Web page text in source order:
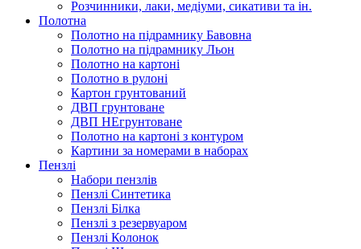
Розчинники, лаки, медіуми, сикативи та ін.
Полотна
Полотно на підрамнику Бавовна
Полотно на підрамнику Льон
Полотно на картоні
Полотно в рулоні
Картон грунтований
ДВП грунтоване
ДВП НЕгрунтоване
Полотно на картоні з контуром
Картини за номерами в наборах
Пензлі
Набори пензлів
Пензлі Синтетика
Пензлі Білка
Пензлі з резервуаром
Пензлі Колонок